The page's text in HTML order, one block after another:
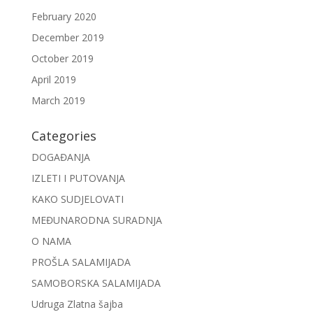
February 2020
December 2019
October 2019
April 2019
March 2019
Categories
DOGAĐANJA
IZLETI I PUTOVANJA
KAKO SUDJELOVATI
MEĐUNARODNA SURADNJA
O NAMA
PROŠLA SALAMIJADA
SAMOBORSKA SALAMIJADA
Udruga Zlatna šajba